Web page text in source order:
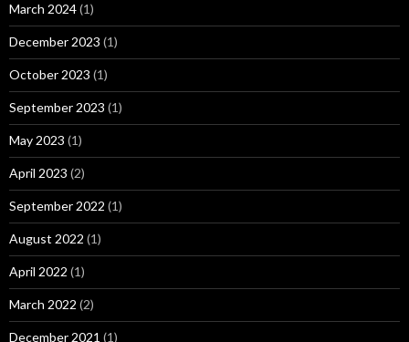
March 2024(1)
December 2023 (1)
October 2023 (1)
September 2023 (1)
May 2023 (1)
April 2023 (2)
September 2022 (1)
August 2022 (1)
April 2022 (1)
March 2022 (2)
December 2021 (1)